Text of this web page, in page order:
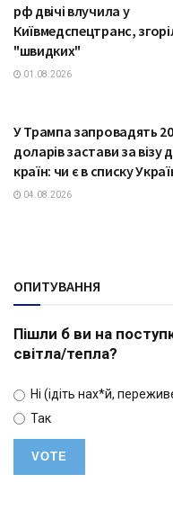
рф двічі влучила у
Київмедспецтранс,
"швидких"
01.08.2026
У Трампа запровадять
доларів застави за візу
країн: чи є в списку
04.08.2026
ОПИТУВАННЯ
Пішли б ви на
світла/тепла?
Ні (ідіть нах*й,
Так